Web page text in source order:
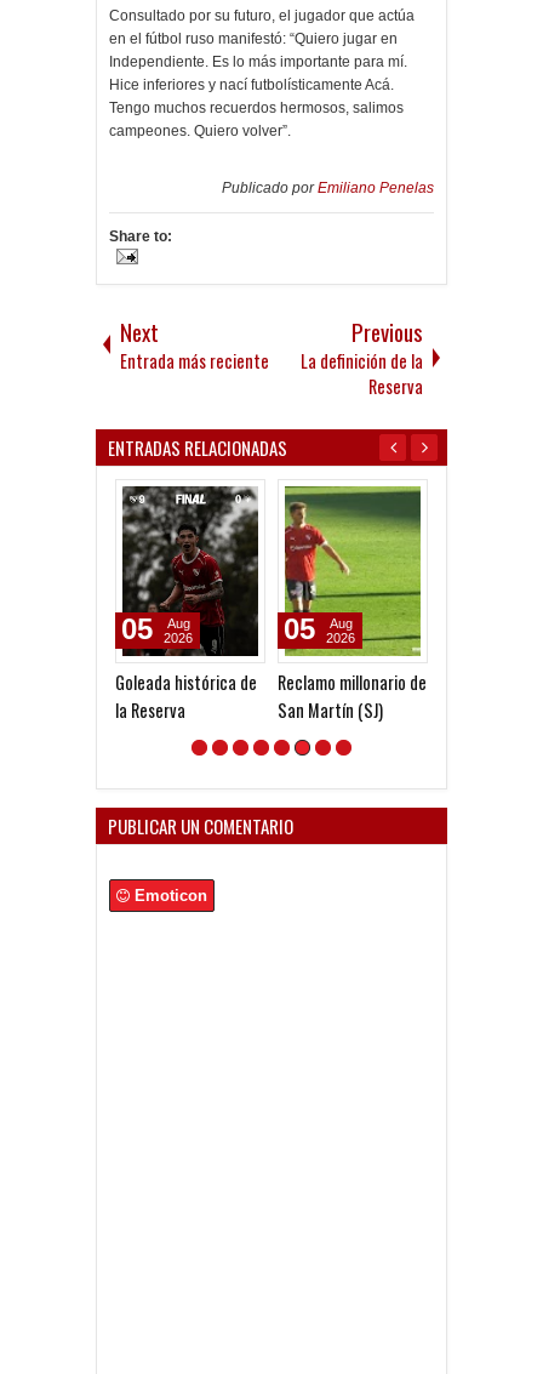
Consultado por su futuro, el jugador que actúa
en el fútbol ruso manifestó: “Quiero jugar en
Independiente. Es lo más importante para mí.
Hice inferiores y nací futbolísticamente Acá.
Tengo muchos recuerdos hermosos, salimos
campeones. Quiero volver”.
Publicado porEmiliano Penelas
Share to:
Next
Entrada más reciente
Previous
La definición de la
Reserva
ENTRADAS RELACIONADAS
Goleada histórica de
la Reserva
05
Aug
2026
Reclamo millonario de
San Martín (SJ)
05
Aug
2026
PUBLICAR UN COMENTARIO
Emoticon